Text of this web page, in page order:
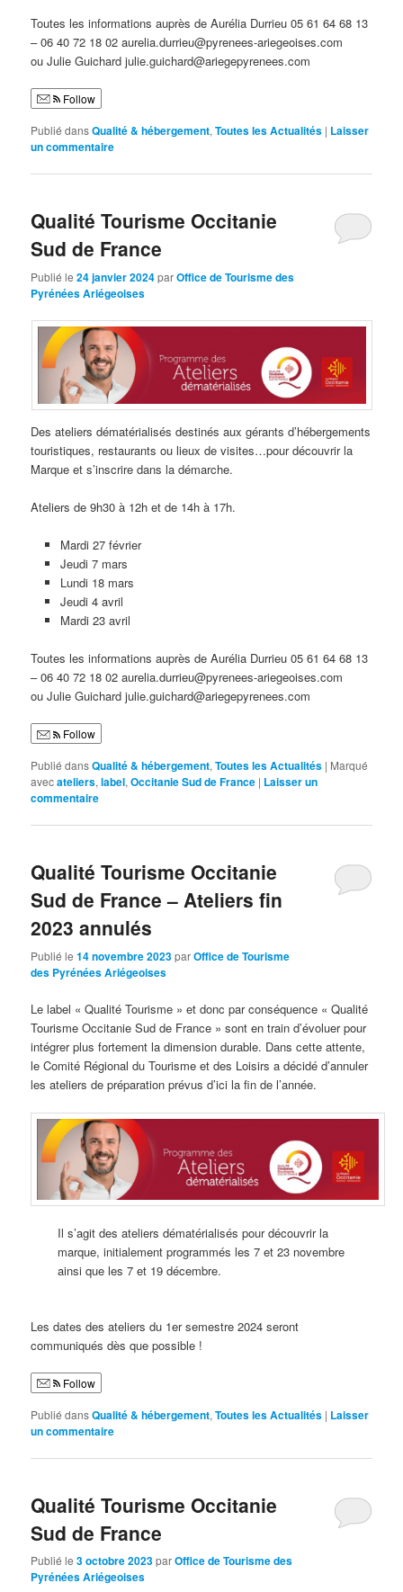
Toutes les informations auprès de Aurélia Durrieu 05 61 64 68 13
– 06 40 72 18 02 aurelia.durrieu@pyrenees-ariegeoises.com
ou Julie Guichard julie.guichard@ariegepyrenees.com
Follow
Publié dansQualité & hébergement,Toutes les Actualités | Laisser
un commentaire
Qualité Tourisme Occitanie
Sud de France
Publié le24 janvier 2024parOffice de Tourisme des
Pyrénées Ariégeoises
Des ateliers dématérialisés destinés aux gérants d’hébergements
touristiques, restaurants ou lieux de visites…pour découvrir la
Marque et s’inscrire dans la démarche.
Ateliers de 9h30 à 12h et de 14h à 17h.
Mardi 27 février
Jeudi 7 mars
Lundi 18 mars
Jeudi 4 avril
Mardi 23 avril
Toutes les informations auprès de Aurélia Durrieu 05 61 64 68 13
– 06 40 72 18 02 aurelia.durrieu@pyrenees-ariegeoises.com
ou Julie Guichard julie.guichard@ariegepyrenees.com
Follow
Publié dansQualité & hébergement,Toutes les Actualités | Marqué
avecateliers,label,Occitanie Sud de France | Laisser un
commentaire
Qualité Tourisme Occitanie
Sud de France – Ateliers fin
2023 annulés
Publié le14 novembre 2023parOffice de Tourisme
des Pyrénées Ariégeoises
Le label « Qualité Tourisme » et donc par conséquence « Qualité
Tourisme Occitanie Sud de France » sont en train d’évoluer pour
intégrer plus fortement la dimension durable. Dans cette attente,
le Comité Régional du Tourisme et des Loisirs a décidé d’annuler
les ateliers de préparation prévus d’ici la fin de l’année.
Il s’agit des ateliers dématérialisés pour découvrir la
marque, initialement programmés les 7 et 23 novembre
ainsi que les 7 et 19 décembre.
Les dates des ateliers du 1er semestre 2024 seront
communiqués dès que possible !
Follow
Publié dansQualité & hébergement,Toutes les Actualités | Laisser
un commentaire
Qualité Tourisme Occitanie
Sud de France
Publié le3 octobre 2023parOffice de Tourisme des
Pyrénées Ariégeoises